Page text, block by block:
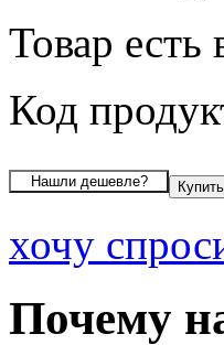
Товар есть
Код
хочу
Почему